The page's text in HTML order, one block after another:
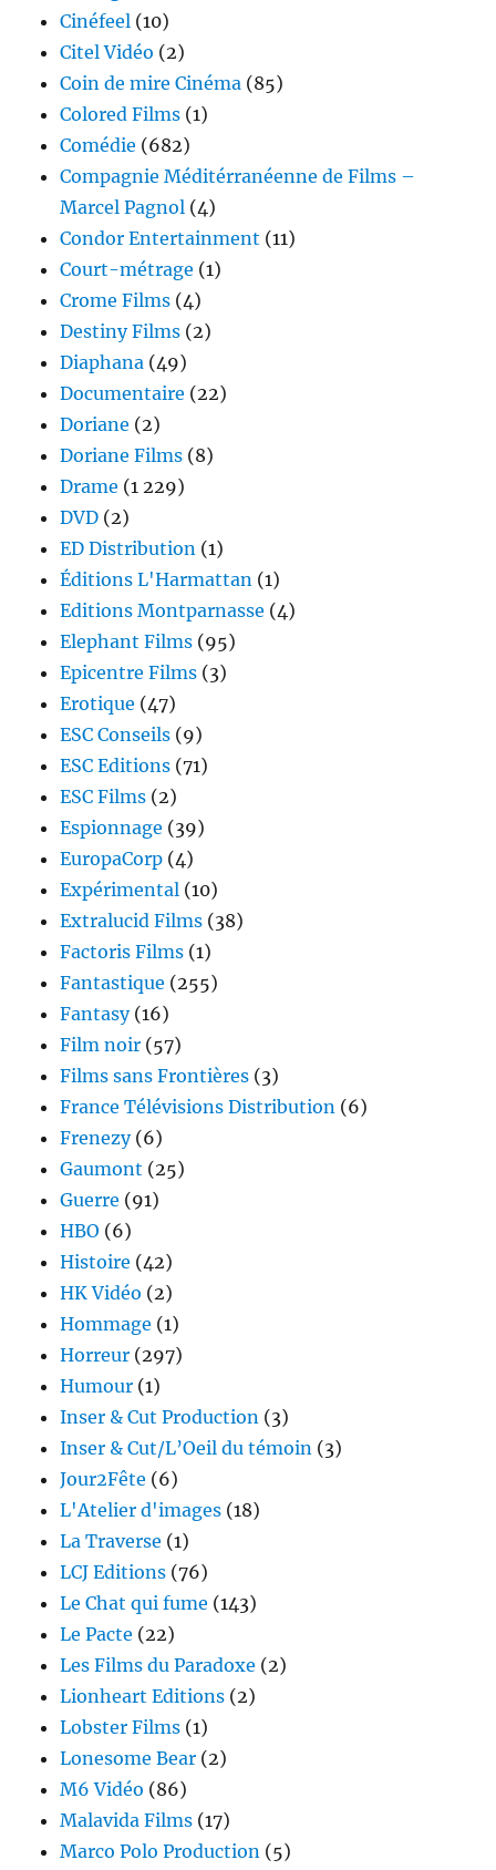
Cinéfeel (10)
Citel Vidéo (2)
Coin de mire Cinéma (85)
Colored Films (1)
Comédie (682)
Compagnie Méditérranéenne de Films –
Marcel Pagnol (4)
Condor Entertainment (11)
Court-métrage (1)
Crome Films (4)
Destiny Films (2)
Diaphana (49)
Documentaire (22)
Doriane (2)
Doriane Films (8)
Drame (1 229)
DVD (2)
ED Distribution (1)
Éditions L'Harmattan (1)
Editions Montparnasse (4)
Elephant Films (95)
Epicentre Films (3)
Erotique (47)
ESC Conseils (9)
ESC Editions (71)
ESC Films (2)
Espionnage (39)
EuropaCorp (4)
Expérimental (10)
Extralucid Films (38)
Factoris Films (1)
Fantastique (255)
Fantasy(16)
Film noir (57)
Films sans Frontières (3)
France Télévisions Distribution (6)
Frenezy(6)
Gaumont (25)
Guerre (91)
HBO (6)
Histoire (42)
HK Vidéo (2)
Hommage (1)
Horreur (297)
Humour (1)
Inser & Cut Production (3)
Inser & Cut/L’Oeil du témoin (3)
Jour2Fête (6)
L'Atelier d'images (18)
La Traverse (1)
LCJ Editions (76)
Le Chat qui fume (143)
Le Pacte (22)
Les Films du Paradoxe (2)
Lionheart Editions (2)
Lobster Films (1)
Lonesome Bear (2)
M6 Vidéo (86)
Malavida Films (17)
Marco Polo Production (5)